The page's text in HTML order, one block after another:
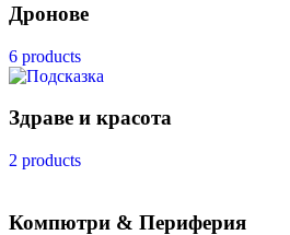
Дронове
6 products
Здраве и красота
2 products
Компютри & Периферия